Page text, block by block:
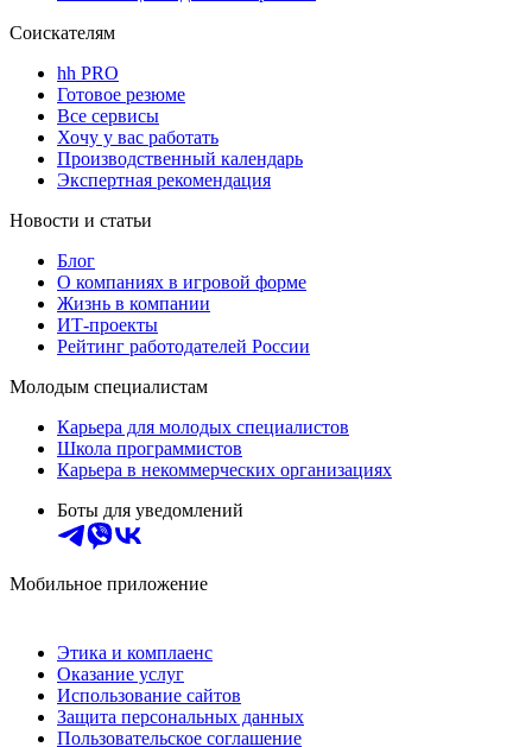
Соискателям
hh PRO
Готовое резюме
Все сервисы
Хочу у вас работать
Производственный календарь
Экспертная рекомендация
Новости и статьи
Блог
О компаниях в игровой форме
Жизнь в компании
ИТ-проекты
Рейтинг работодателей России
Молодым специалистам
Карьера для молодых специалистов
Школа программистов
Карьера в некоммерческих организациях
Боты для уведомлений
Мобильное приложение
Этика и комплаенс
Оказание услуг
Использование сайтов
Защита персональных данных
Пользовательское соглашение